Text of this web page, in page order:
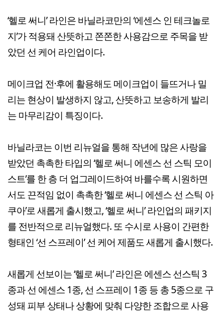
‘헬로 써니’ 라인은 바닐라코만의 ‘에센스 인 테크놀로
지’가 적용돼 산뜻하고 쫀쫀한 사용감으로 주목을 받
았던 선 케어 라인업이다.
메이크업 전·후에 활용해도 메이크업이 들뜨거나 밀
리는 현상이 발생하지 않고, 산뜻하고 보송하게 발리
는 마무리감이 특징이다.
바닐라코는 이번 리뉴얼을 통해 작년에 많은 사랑을
받았던 촉촉한 타입의 ‘헬로 써니 에센스 선 스틱 모이
스트’를 한 층 더 업그레이드하여 바를수록 시원하면
서도 끈적임 없이 촉촉한 ‘헬로 써니 에센스 선 스틱 아
쿠아’로 새롭게 출시했고, ‘헬로 써니’ 라인업의 패키지
를 전반적으로 리뉴얼했다. 또 수시로 사용이 간편한
형태인 ‘선 스프레이’ 선 케어 제품도 새롭게 출시했다.
새롭게 선보이는 ‘헬로 써니’ 라인은 에센스 선스틱 3
종과 선 에센스 1종, 선 스프레이 1종 등 총 5종으로 구
성돼 피부 상태나 상황에 맞춰 다양한 조합으로 사용